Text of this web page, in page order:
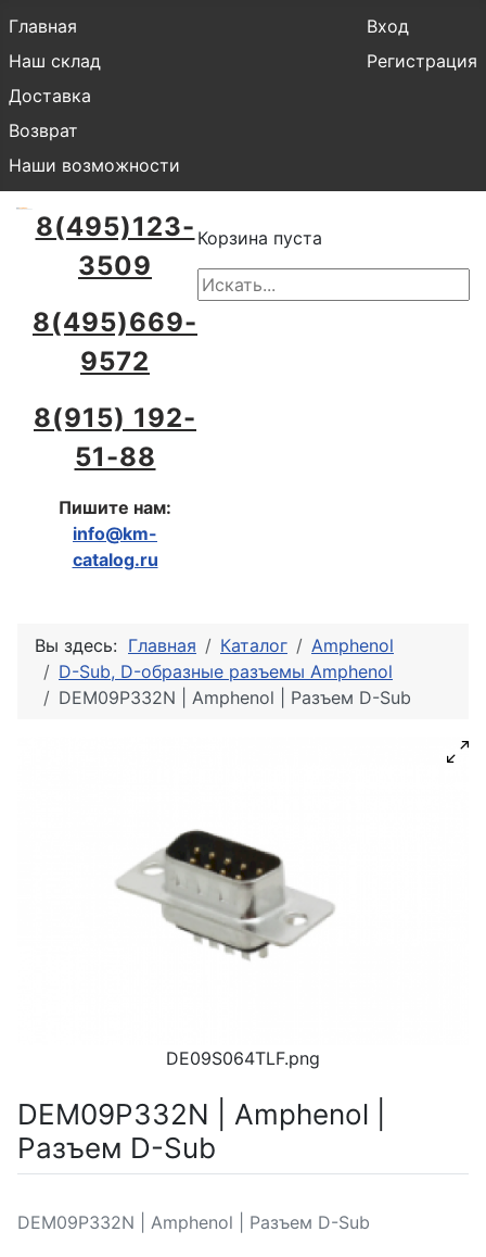
Главная
Наш склад
Доставка
Возврат
Наши возможности
Вход
Регистрация
8(495)123-
3509
8(495)669-
9572
8(915) 192-
51-88
Пишите нам:
info@km-
catalog.ru
Корзина пуста
Вы здесь: Главная Каталог
Amphenol
D-Sub, D-образные разъемы Amphenol
DEM09P332N | Amphenol | Разъем D-Sub
DE09S064TLF.png
DEM09P332N | Amphenol |
Разъем D-Sub
DEM09P332N | Amphenol | Разъем D-Sub